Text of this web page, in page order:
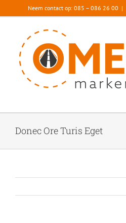
naar
Neem contact op: 085 – 086 26 00 |
Donec Ore Turis Eget